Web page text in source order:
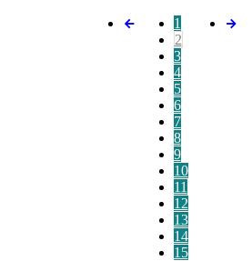
1
2
3
4
5
6
7
8
9
10
11
12
13
14
15